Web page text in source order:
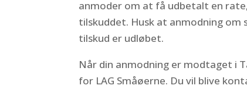
anmoder om at få udbetalt en
tilskuddet. Husk at anmodning om
tilskud er udløbet.
Når din anmodning er modtaget i
for LAG Småøerne. Du vil blive